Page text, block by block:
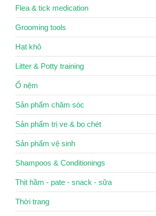
Flea & tick medication
Grooming tools
Hạt khô
Litter & Potty training
Ổ nệm
Sản phẩm chăm sóc
Sản phẩm trị ve & bọ chét
Sản phẩm vệ sinh
Shampoos & Conditionings
Thịt hầm - pate - snack - sữa
Thời trang